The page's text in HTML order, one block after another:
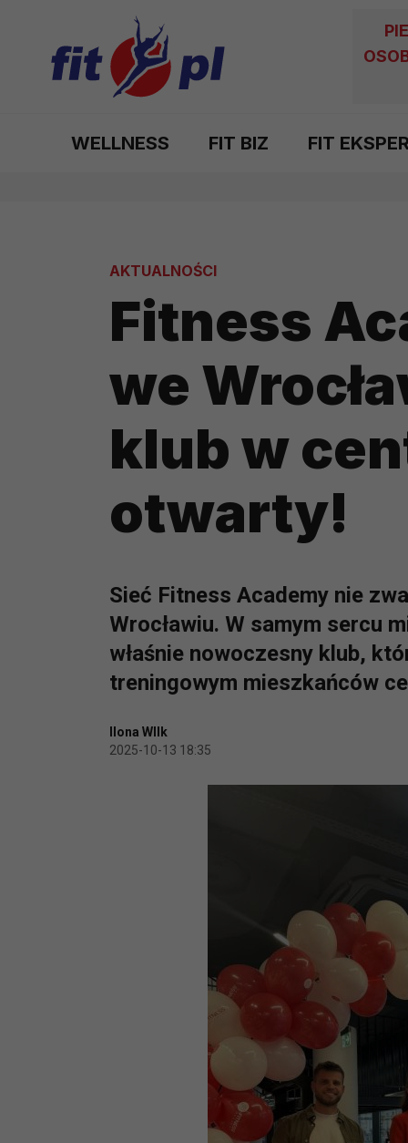
WELLNESS FIT BIZ FIT
AKTUALNOŚCI
Fitness
we
klub w
otwarty!
Sieć Fitness Academy nie
Wrocławiu. W samym sercu
właśnie nowoczesny klub,
treningowym mieszkańców
Ilona WIlk
2025-10-13 18:35